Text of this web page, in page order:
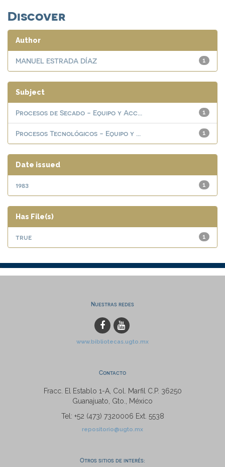
Discover
Author
1
MANUEL ESTRADA DÍAZ
Subject
1
Procesos de Secado - Equipo y Acc...
1
Procesos Tecnológicos - Equipo y ...
Date issued
1
1983
Has File(s)
1
true
Nuestras redes
www.bibliotecas.ugto.mx
Contacto
Fracc. El Establo 1-A, Col. Marfil C.P. 36250
Guanajuato, Gto., México
Tel: +52 (473) 7320006 Ext. 5538
repositorio@ugto.mx
Otros sitios de interés: